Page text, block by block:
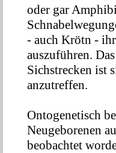
oder gar
- auch Krötn -
auszuführen.
Sichstrecken ist
anzutreffen.
Ontogenetisch
Neugeborenen
beobachtet